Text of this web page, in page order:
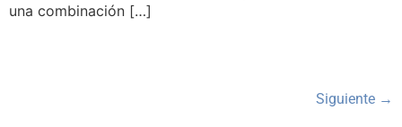
una combinación […]
Siguiente →